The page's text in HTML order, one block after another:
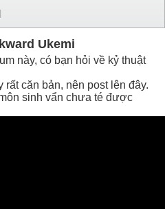
Ukemi
này, có bạn hỏi về kỷ thuật
rất căn bản, nên post lên đây.
sinh vẩn chưa té được